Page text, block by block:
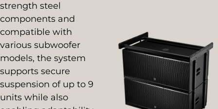
strength steel
components and
compatible with
various subwoofer
models, the system
supports secure
suspension of up to 9
units while also